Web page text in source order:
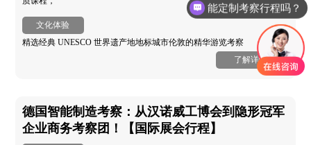
文化体验
精选经典 UNESCO 世界遗产地地标城市伦敦的精华游览考察
了解详情
德国智能制造考察：从汉诺威工博会到隐形冠军
企业商务考察团！【国际展会行程】
能定制考察行程吗？